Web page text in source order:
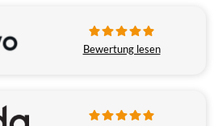
Bewertung lesen